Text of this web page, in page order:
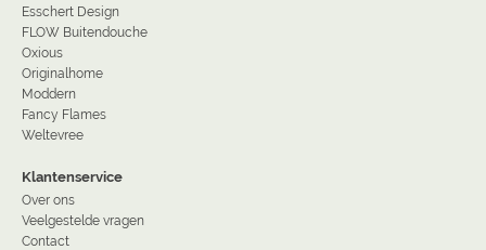
Esschert Design
FLOW Buitendouche
Oxious
Originalhome
Moddern
Fancy Flames
Weltevree
Klantenservice
Over ons
Veelgestelde vragen
Contact